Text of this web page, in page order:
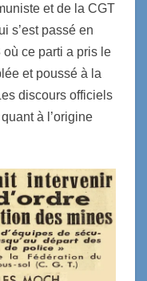
et de la CGT
s’est passé en
ce parti a pris le
et poussé à la
discours officiels
à l’origine